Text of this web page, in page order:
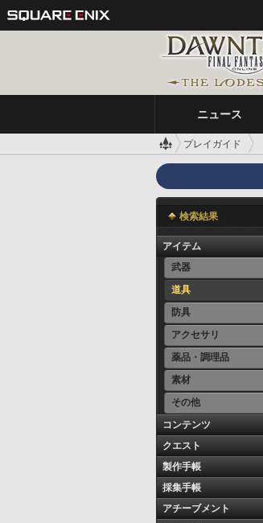
ニュース
プレイガイド
検索結果
アイテム
武器
道具
防具
アクセサリ
薬品・調理品
素材
その他
コンテンツ
クエスト
製作手帳
採集手帳
アチーブメント